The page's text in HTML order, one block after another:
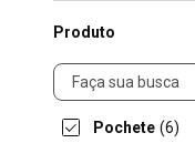
Produto
Produto
Pochete (6)